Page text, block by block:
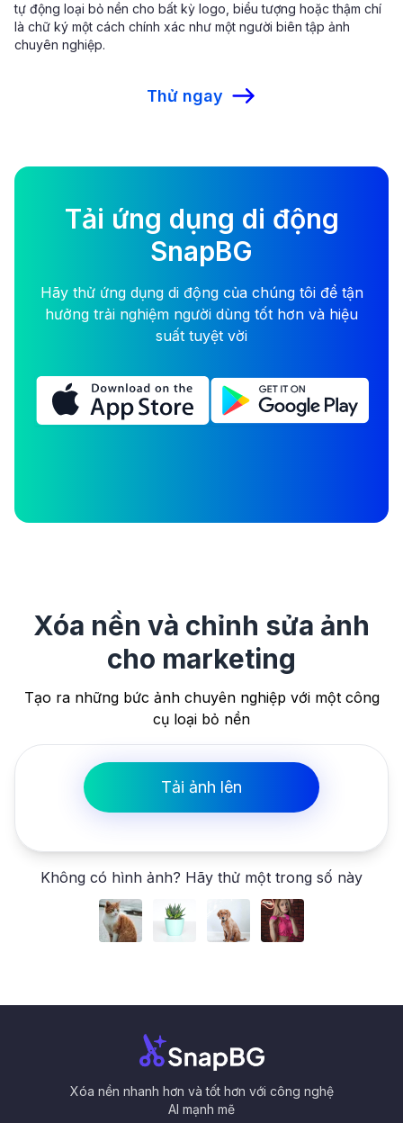
tự động loại bỏ nền cho bất kỳ logo, biểu tượng hoặc thậm chí
là chữ ký một cách chính xác như một người biên tập ảnh
chuyên nghiệp.
Thử ngay
Tải ứng dụng di động
SnapBG
Hãy thử ứng dụng di động của chúng tôi để tận
hưởng trải nghiệm người dùng tốt hơn và hiệu
suất tuyệt vời
Xóa nền và chỉnh sửa ảnh
cho marketing
Tạo ra những bức ảnh chuyên nghiệp với một công
cụ loại bỏ nền
Tải ảnh lên
Không có hình ảnh? Hãy thử một trong số này
Xóa nền nhanh hơn và tốt hơn với công nghệ
AI mạnh mẽ